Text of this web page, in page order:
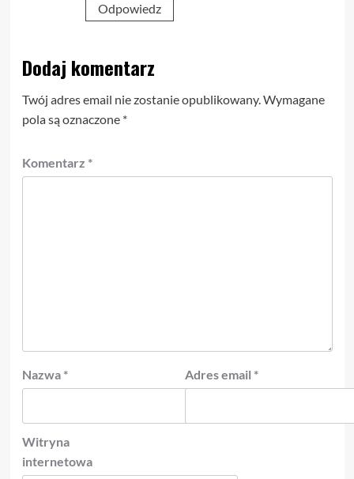
Odpowiedz
Dodaj komentarz
Twój adres email nie zostanie opublikowany.Wymagane
pola są oznaczone *
Komentarz *
Nazwa * Adres email *
Witryna
internetowa